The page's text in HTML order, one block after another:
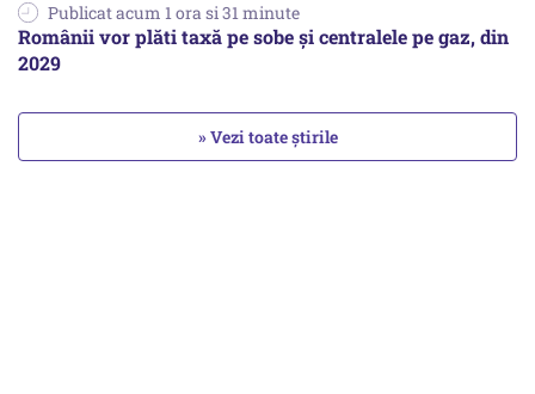
Publicat acum 1 ora si 31 minute
Românii vor plăti taxă pe sobe şi centralele pe gaz, din
2029
» Vezi toate știrile